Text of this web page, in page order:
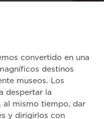
convertido en una
destinos
museos. Los
despertar la
al mismo tiempo, dar
y dirigirlos con